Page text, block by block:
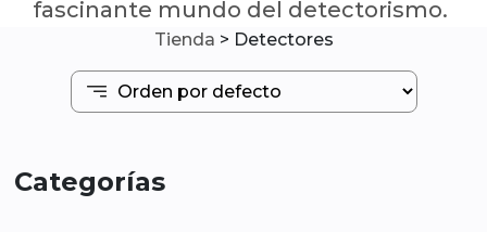
fascinante mundo del detectorismo.
Tienda > Detectores
Categorías